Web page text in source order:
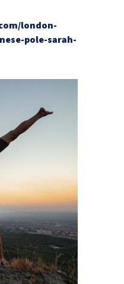
london-
pole-sarah-